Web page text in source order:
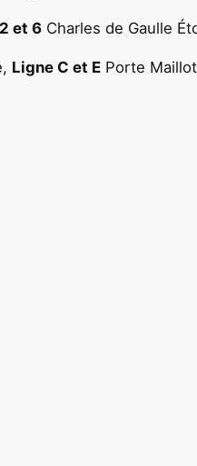
et 6Charles de Gaulle
Ligne C et E Porte Maillot